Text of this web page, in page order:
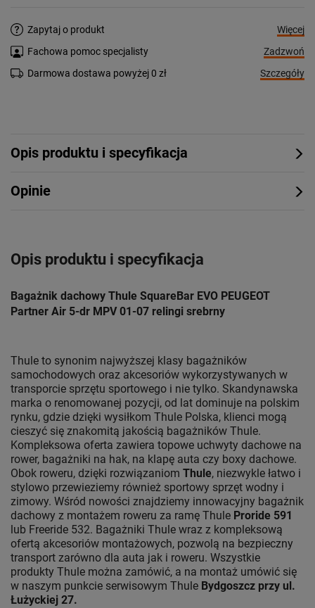
Zapytaj o produkt
Więcej
Fachowa pomoc specjalisty
Zadzwoń
Darmowa dostawa powyżej 0 zł
Szczegóły
Opis produktu i specyfikacja
Opinie
Opis produktu i specyfikacja
Bagażnik dachowy Thule SquareBar EVO PEUGEOT
Partner Air 5-dr MPV 01-07 relingi srebrny
Thule to synonim najwyższej klasy bagażników
samochodowych oraz akcesoriów wykorzystywanych w
transporcie sprzętu sportowego i nie tylko. Skandynawska
marka o renomowanej pozycji, od lat dominuje na polskim
rynku, gdzie dzięki wysiłkom Thule Polska, klienci mogą
cieszyć się znakomitą jakością bagażników Thule.
Kompleksowa oferta zawiera topowe uchwyty dachowe na
rower, bagażniki na hak, na klapę auta czy boxy dachowe.
Obok roweru, dzięki rozwiązaniom Thule, niezwykle łatwo i
stylowo przewieziemy również sportowy sprzęt wodny i
zimowy. Wśród nowości znajdziemy innowacyjny bagażnik
dachowy z montażem roweru za ramę Thule Proride 591
lub Freeride 532. Bagażniki Thule wraz z kompleksową
ofertą akcesoriów montażowych, pozwolą na bezpieczny
transport zarówno dla auta jak i roweru. Wszystkie
produkty Thule można zamówić, a na montaż umówić się
w naszym punkcie serwisowym Thule Bydgoszcz przy ul.
Łużyckiej 27.